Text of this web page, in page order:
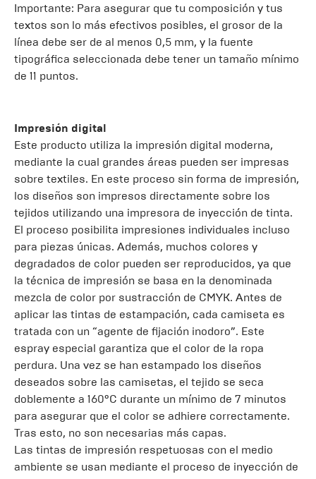
Importante: Para asegurar que tu composición y tus
textos son lo más efectivos posibles, el grosor de la
línea debe ser de al menos 0,5 mm, y la fuente
tipográfica seleccionada debe tener un tamaño mínimo
de 11 puntos.
Impresión digital
Este producto utiliza la impresión digital moderna,
mediante la cual grandes áreas pueden ser impresas
sobre textiles. En este proceso sin forma de impresión,
los diseños son impresos directamente sobre los
tejidos utilizando una impresora de inyección de tinta.
El proceso posibilita impresiones individuales incluso
para piezas únicas. Además, muchos colores y
degradados de color pueden ser reproducidos, ya que
la técnica de impresión se basa en la denominada
mezcla de color por sustracción de CMYK. Antes de
aplicar las tintas de estampación, cada camiseta es
tratada con un “agente de fijación inodoro”. Este
espray especial garantiza que el color de la ropa
perdura. Una vez se han estampado los diseños
deseados sobre las camisetas, el tejido se seca
doblemente a 160ºC durante un mínimo de 7 minutos
para asegurar que el color se adhiere correctamente.
Tras esto, no son necesarias más capas.
Las tintas de impresión respetuosas con el medio
ambiente se usan mediante el proceso de inyección de